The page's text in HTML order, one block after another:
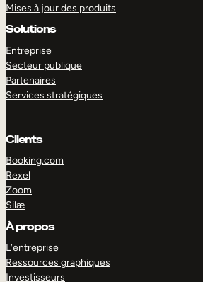
Mises à jour des produits
Solutions
Entreprise
Secteur publique
Partenaires
Services stratégiques
Clients
Booking.com
Rexel
Zoom
Silæ
À propos
L’entreprise
Ressources graphiques
Investisseurs